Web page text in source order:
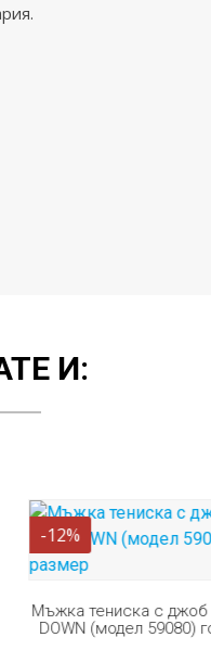
И:
с джоб от памук, RED
59080) голям размер